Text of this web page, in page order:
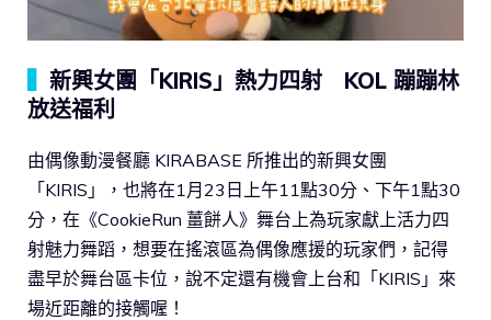
新興女團「KIRIS」熱力四射 KOL 蹦蹦林
放送福利
由偶像動漫餐廳 KIRABASE 所推出的新興女團
「KIRIS」，也將在1月23日上午11點30分、下午1點30
分，在《CookieRun 薑餅人》舞台上為玩家獻上活力四
射魅力舞蹈，想要在搖滾區為偶像應援的玩家們，記得
盡早於舞台區卡位，說不定還有機會上台和「KIRIS」來
場近距離的接觸喔！